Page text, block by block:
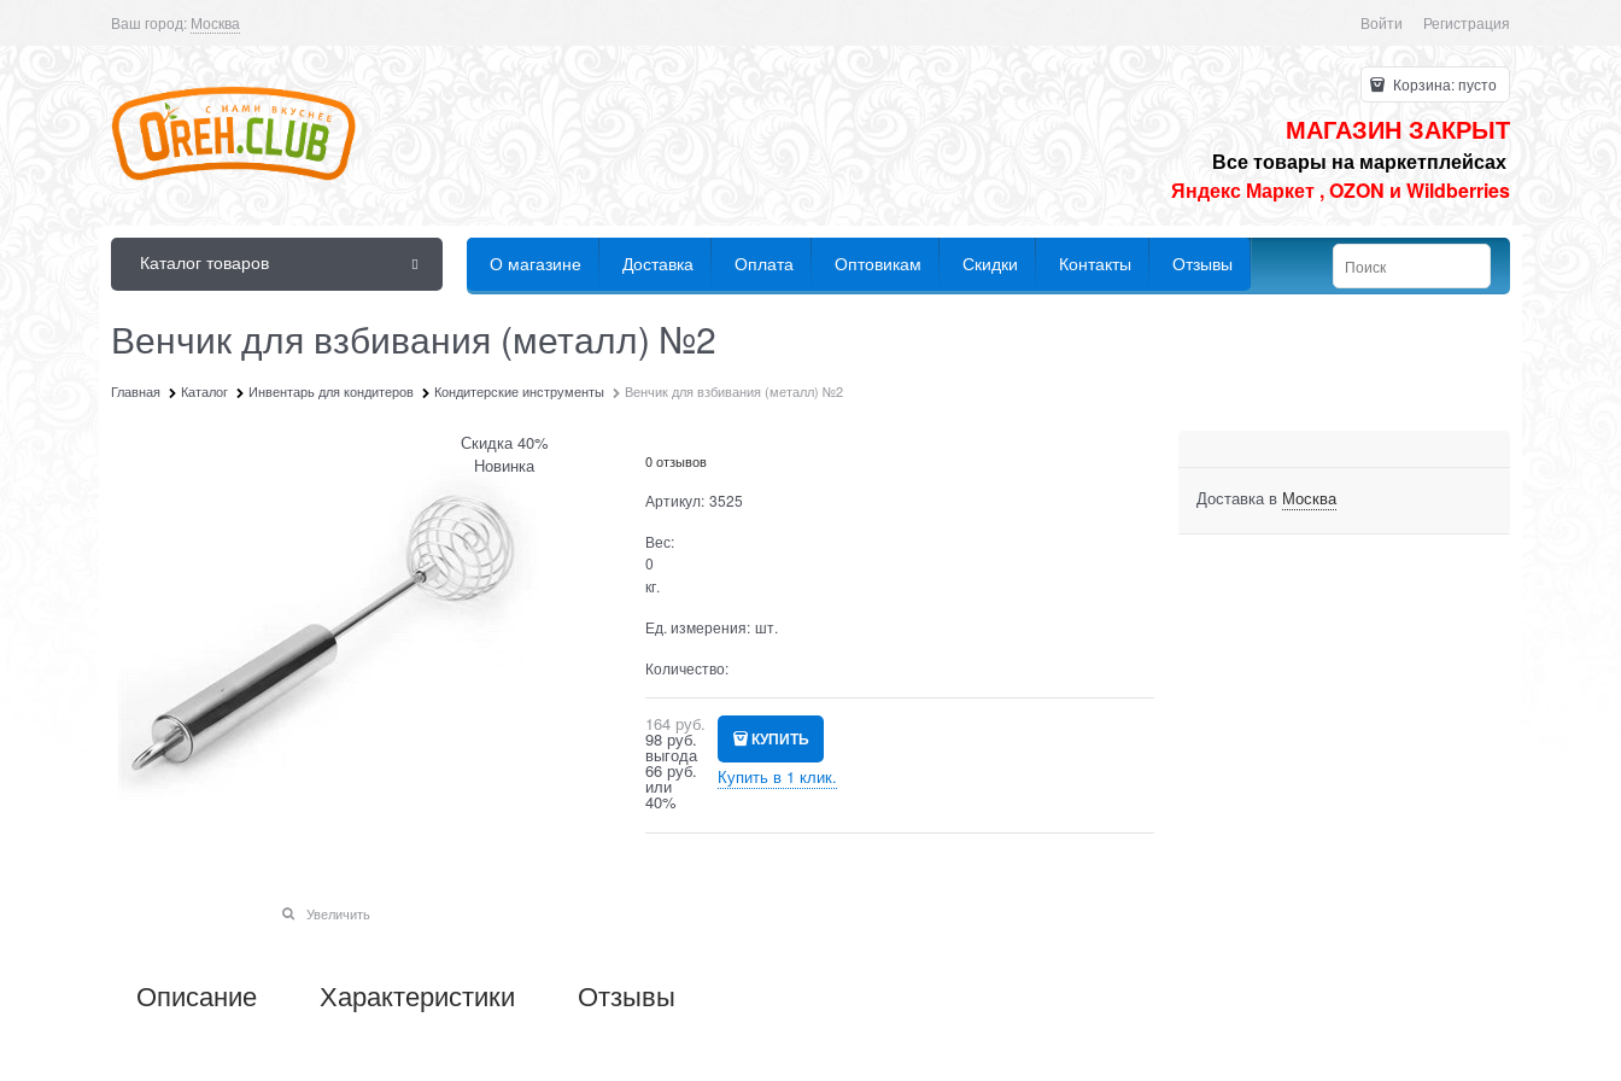
Ваш город: Москва Войти Регистрация
Корзина:пусто
МАГАЗИН ЗАКРЫТ
Все товары на маркетплейсах
Яндекс Маркет ,OZON и Wildberries
Каталог товаров О магазине Доставка Оплата Оптовикам Скидки Контакты Отзывы
Венчик для взбивания (металл) №2
Главная Каталог Инвентарь для кондитеров Кондитерские инструменты Венчик для взбивания (металл) №2
Скидка 40%
Новинка
Увеличить
0 отзывов
Артикул: 3525
Вес:
0
кг.
Ед. измерения: шт.
Количество:
164 руб.
98 руб.
выгода
66 руб.
или
40%
КУПИТЬ
Купить в 1 клик.
Описание Характеристики Отзывы
Доставка в Москва